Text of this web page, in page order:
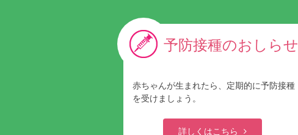
予防接種のおしらせ
赤ちゃんが生まれたら、定期的に予防接種
を受けましょう。
詳しくはこちら